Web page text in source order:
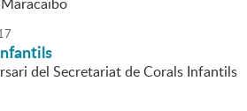
del Secretariat de Corals Infantils